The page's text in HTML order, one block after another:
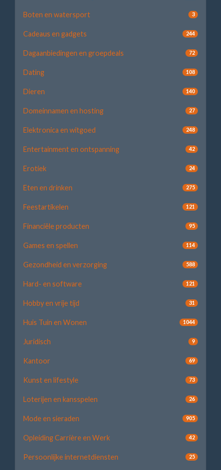
Boten en watersport 3
Cadeaus en gadgets 244
Dagaanbiedingen en groepdeals 72
Dating 108
Dieren 140
Domeinnamen en hosting 27
Elektronica en witgoed 248
Entertainment en ontspanning 42
Erotiek 24
Eten en drinken 275
Feestartikelen 121
Financiële producten 95
Games en spellen 114
Gezondheid en verzorging 588
Hard- en software 121
Hobby en vrije tijd 31
Huis Tuin en Wonen 1044
Juridisch 9
Kantoor 69
Kunst en lifestyle 73
Loterijen en kansspelen 26
Mode en sieraden 905
Opleiding Carrière en Werk 42
Persoonlijke internetdiensten 25